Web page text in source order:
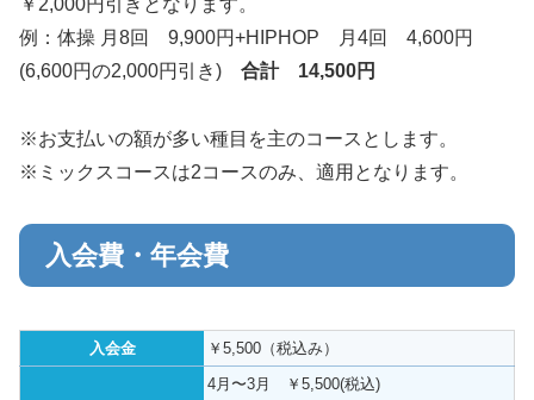
￥2,000円引きとなります。
例：体操 月8回 9,900円+HIPHOP 月4回 4,600円
(6,600円の2,000円引き) 合計 14,500円
※お支払いの額が多い種目を主のコースとします。
※ミックスコースは2コースのみ、適用となります。
入会費・年会費
入会金 ￥5,500（税込み）
4月〜3月 ￥5,500(税込)